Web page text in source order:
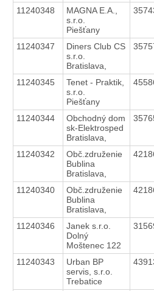
11240348
MAGNA E.A.,
s.r.o.
Piešťany
11240347
Diners Club CS
s.r.o.
Bratislava,
11240345
Tenet - Praktik,
s.r.o.
Piešťany
11240344
Obchodný dom
sk-Elektrosped
Bratislava,
11240342
Obč.združenie
Bublina
Bratislava,
11240340
Obč.združenie
Bublina
Bratislava,
11240346
Janek s.r.o.
Dolný
Moštenec 122
11240343
Urban BP
servis, s.r.o.
Trebatice